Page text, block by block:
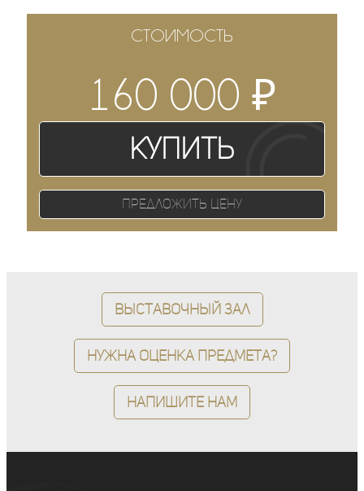
СТОИМОСТЬ
160 000 ₽
Купить
Предложить цену
Выставочный зал
Нужна оценка предмета?
Напишите нам